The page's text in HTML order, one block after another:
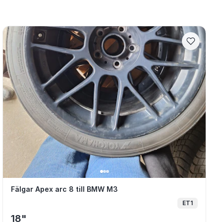
30714025 5x108 7.5x17 ET55 63.4
Fälgar Apex arc 8 till BMW M3
Fälgar Apex arc 8 till BMW M3
ET1
18"